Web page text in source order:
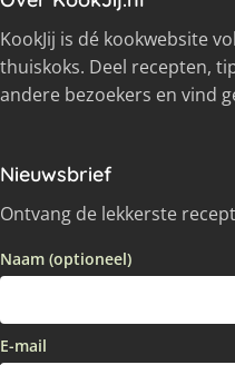
KookJij is dé kookwebsite
thuiskoks. Deel recepten,
andere bezoekers en vind
Nieuwsbrief
Ontvang de lekkerste
Naam (optioneel)
E-mail